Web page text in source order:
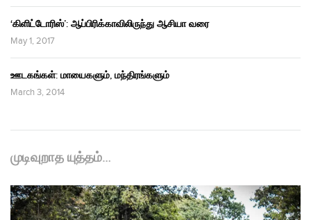
‘கிளிட்டோரிஸ்’: ஆப்பிரிக்காவிலிருந்து ஆசியா வரை
May 1, 2017
ஊடகங்கள்: மாயைகளும், மந்திரங்களும்
March 3, 2014
முடிவுறாத யுத்தம்…